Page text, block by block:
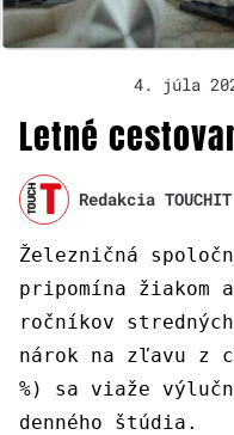
4. júla
Letné
Redakcia TOUCHIT
Železničná
pripomína žiakom
ročníkov
nárok na zľavu z
%) sa viaže
denného štúdia.